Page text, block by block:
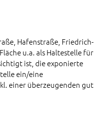
Hafenstraße, Friedrich-
u.a. als Haltestelle für
ist, die exponierte
ein/eine
einer überzeugenden gut